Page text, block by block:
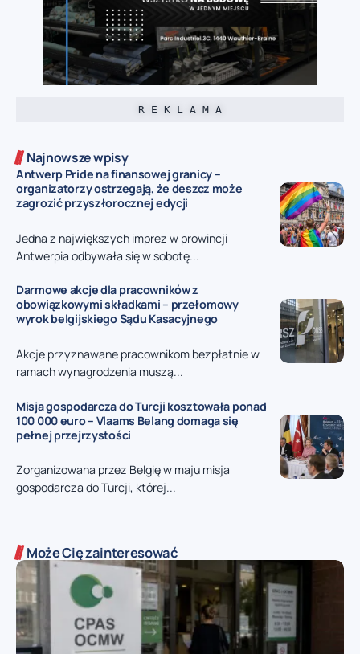
R E K L A M A
Najnowsze wpisy
Antwerp Pride na finansowej granicy –
organizatorzy ostrzegają, że deszcz może
zagrozić przyszłorocznej edycji
Jedna z największych imprez w prowincji
Antwerpia odbywała się w sobotę...
Darmowe akcje dla pracowników z
obowiązkowymi składkami – przełomowy
wyrok belgijskiego Sądu Kasacyjnego
Akcje przyznawane pracownikom bezpłatnie w
ramach wynagrodzenia muszą...
Misja gospodarcza do Turcji kosztowała ponad
100 000 euro – Vlaams Belang domaga się
pełnej przejrzystości
Zorganizowana przez Belgię w maju misja
gospodarcza do Turcji, której...
Może Cię zainteresować